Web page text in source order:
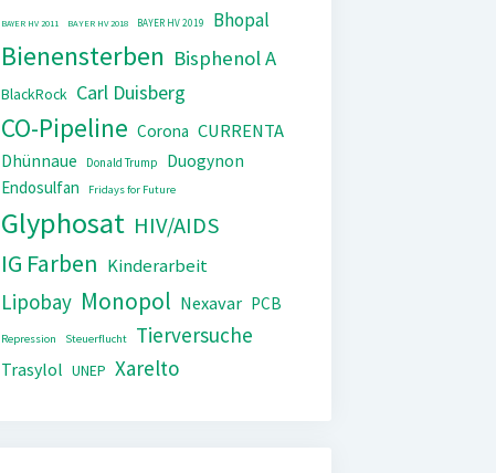
BAYER HV 2011 BAYER HV 2018 BAYER HV 2019 Bhopal
Bienensterben Bisphenol A
BlackRock Carl Duisberg
CO-Pipeline Corona CURRENTA
Dhünnaue Donald Trump
Duogynon
Endosulfan
Fridays for Future
Glyphosat HIV/AIDS
IG Farben Kinderarbeit
Lipobay Monopol Nexavar PCB
Repression Steuerflucht Tierversuche
Trasylol UNEP Xarelto